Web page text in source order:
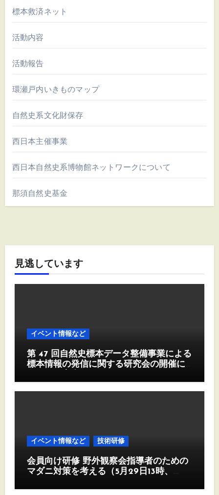
標本救済ネット
活動内容
活動報告
環瀬戸内いきものマップ
自然史系文化財保存
西日本主催事業
西日本自然史系博物館ネットワークについて
那須自然史基金
見逃しています
イベント情報など
第 47 回自然史標本データ整備事業による
標本情報の発信に関する研究会の開催に
イベント情報など 技術研修
会員向け研修 野外観察会指導者のための
マダニ対策を考える（5月29日13時、